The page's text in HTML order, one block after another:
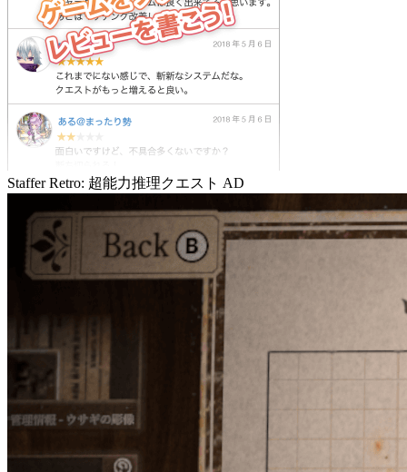
Staffer Retro: 超能力推理クエスト AD